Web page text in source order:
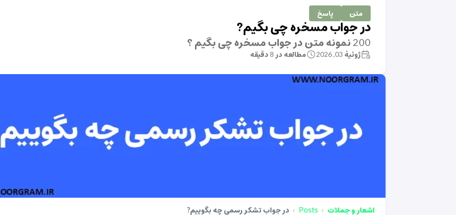
متن پاسخ
در جواب مسخره چی بگیم?
200 نمونه متن در جواب مسخره چی بگیم ؟
ژوئیهٔ 03, 2026 مطالعه در 8 دقیقه
اشعار و جملات Posts در جواب تشکر رسمی چه بگوییم?